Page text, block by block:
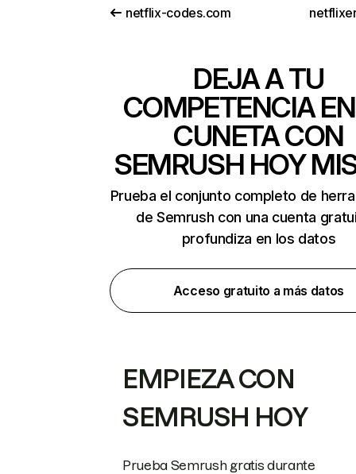
netflix-codes.com
DEJA A TU
COMPETENCIA
CUNETA CON
SEMRUSH HOY
Prueba el conjunto completo de
de Semrush con una cuenta
profundiza en los datos
Acceso gratuito a más datos
EMPIEZA CON
SEMRUSH HOY
Prueba Semrush gratis durante